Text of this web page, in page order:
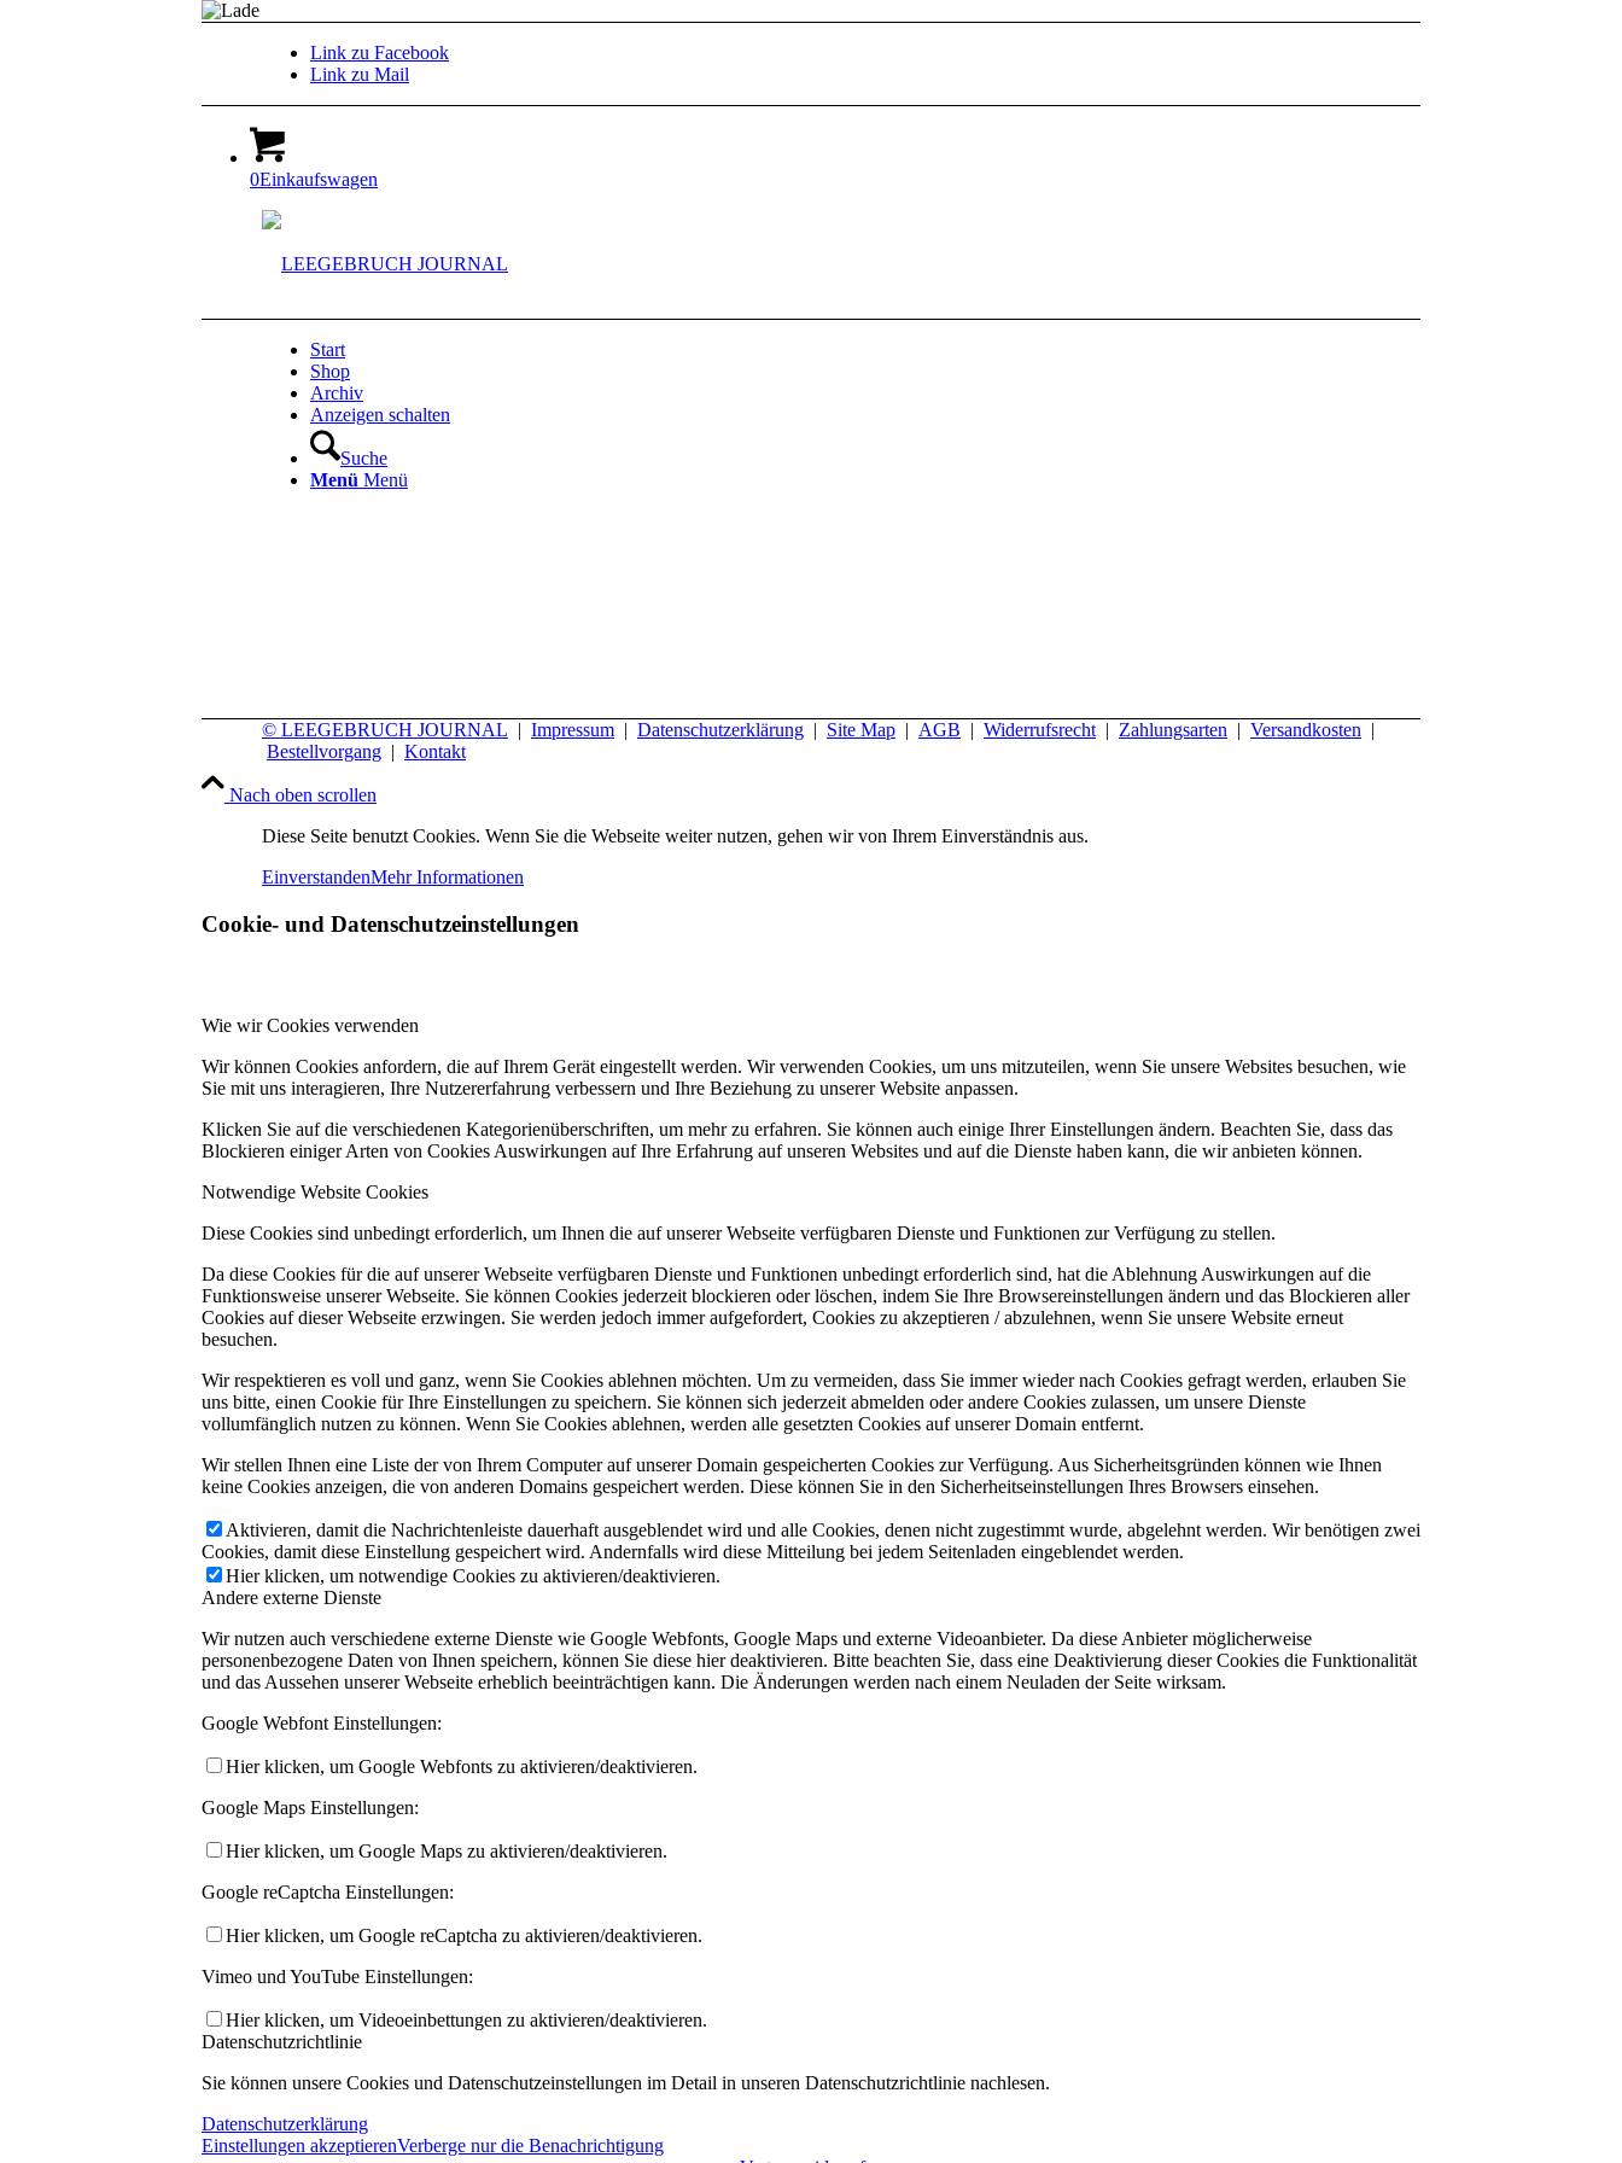
Link zu Facebook
Link zu Mail
0Einkaufswagen
Start
Shop
Archiv
Anzeigen schalten
Suche
Menü Menü
© LEEGEBRUCH JOURNAL | Impressum | Datenschutzerklärung | Site Map | AGB | Widerrufsrecht | Zahlungsarten | Versandkosten |
Bestellvorgang | Kontakt
Nach oben scrollen
Diese Seite benutzt Cookies. Wenn Sie die Webseite weiter nutzen, gehen wir von Ihrem Einverständnis aus.
EinverstandenMehr Informationen
Cookie- und Datenschutzeinstellungen
Wie wir Cookies verwenden
Wir können Cookies anfordern, die auf Ihrem Gerät eingestellt werden. Wir verwenden Cookies, um uns mitzuteilen, wenn Sie unsere Websites besuchen, wie
Sie mit uns interagieren, Ihre Nutzererfahrung verbessern und Ihre Beziehung zu unserer Website anpassen.
Klicken Sie auf die verschiedenen Kategorienüberschriften, um mehr zu erfahren. Sie können auch einige Ihrer Einstellungen ändern. Beachten Sie, dass das
Blockieren einiger Arten von Cookies Auswirkungen auf Ihre Erfahrung auf unseren Websites und auf die Dienste haben kann, die wir anbieten können.
Notwendige Website Cookies
Diese Cookies sind unbedingt erforderlich, um Ihnen die auf unserer Webseite verfügbaren Dienste und Funktionen zur Verfügung zu stellen.
Da diese Cookies für die auf unserer Webseite verfügbaren Dienste und Funktionen unbedingt erforderlich sind, hat die Ablehnung Auswirkungen auf die
Funktionsweise unserer Webseite. Sie können Cookies jederzeit blockieren oder löschen, indem Sie Ihre Browsereinstellungen ändern und das Blockieren aller
Cookies auf dieser Webseite erzwingen. Sie werden jedoch immer aufgefordert, Cookies zu akzeptieren / abzulehnen, wenn Sie unsere Website erneut
besuchen.
Wir respektieren es voll und ganz, wenn Sie Cookies ablehnen möchten. Um zu vermeiden, dass Sie immer wieder nach Cookies gefragt werden, erlauben Sie
uns bitte, einen Cookie für Ihre Einstellungen zu speichern. Sie können sich jederzeit abmelden oder andere Cookies zulassen, um unsere Dienste
vollumfänglich nutzen zu können. Wenn Sie Cookies ablehnen, werden alle gesetzten Cookies auf unserer Domain entfernt.
Wir stellen Ihnen eine Liste der von Ihrem Computer auf unserer Domain gespeicherten Cookies zur Verfügung. Aus Sicherheitsgründen können wie Ihnen
keine Cookies anzeigen, die von anderen Domains gespeichert werden. Diese können Sie in den Sicherheitseinstellungen Ihres Browsers einsehen.
Aktivieren, damit die Nachrichtenleiste dauerhaft ausgeblendet wird und alle Cookies, denen nicht zugestimmt wurde, abgelehnt werden. Wir benötigen zwei
Cookies, damit diese Einstellung gespeichert wird. Andernfalls wird diese Mitteilung bei jedem Seitenladen eingeblendet werden.
Hier klicken, um notwendige Cookies zu aktivieren/deaktivieren.
Andere externe Dienste
Wir nutzen auch verschiedene externe Dienste wie Google Webfonts, Google Maps und externe Videoanbieter. Da diese Anbieter möglicherweise
personenbezogene Daten von Ihnen speichern, können Sie diese hier deaktivieren. Bitte beachten Sie, dass eine Deaktivierung dieser Cookies die Funktionalität
und das Aussehen unserer Webseite erheblich beeinträchtigen kann. Die Änderungen werden nach einem Neuladen der Seite wirksam.
Google Webfont Einstellungen:
Hier klicken, um Google Webfonts zu aktivieren/deaktivieren.
Google Maps Einstellungen:
Hier klicken, um Google Maps zu aktivieren/deaktivieren.
Google reCaptcha Einstellungen:
Hier klicken, um Google reCaptcha zu aktivieren/deaktivieren.
Vimeo und YouTube Einstellungen:
Hier klicken, um Videoeinbettungen zu aktivieren/deaktivieren.
Datenschutzrichtlinie
Sie können unsere Cookies und Datenschutzeinstellungen im Detail in unseren Datenschutzrichtlinie nachlesen.
Datenschutzerklärung
Einstellungen akzeptierenVerberge nur die Benachrichtigung